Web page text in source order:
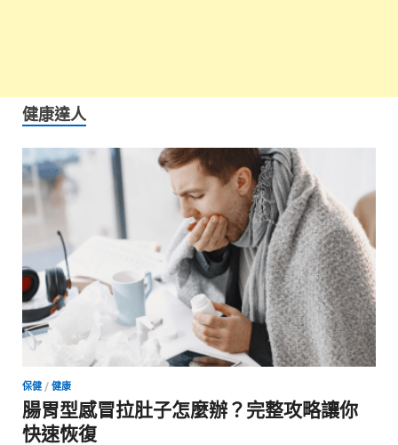
健康達人
保健 / 健康
腸胃型感冒拉肚子怎麼辦？完整攻略讓你
快速恢復